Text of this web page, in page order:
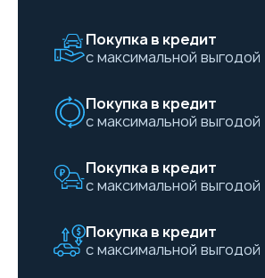
Покупка в кредит
с максимальной выгодой
Покупка в кредит
с максимальной выгодой
Покупка в кредит
с максимальной выгодой
Покупка в кредит
с максимальной выгодой